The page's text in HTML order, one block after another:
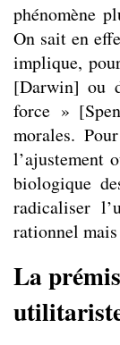
phénomène
On sait en
implique,
[Darwin] ou
force »
morales.
l’ajustement
biologique
radicaliser
rationnel
La